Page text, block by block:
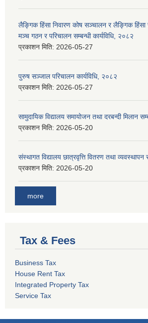
लैङ्गिक हिंसा निवारण कोष सञ्चालन र लैङ्गिक हिंसा
मञ्च गठन र परिचालन सम्बन्धी कार्यविधि, २०८२
प्रकाशन मिति: 2026-05-27
पुरुष सञ्जाल परिचालन कार्यविधि, २०८२
प्रकाशन मिति: 2026-05-27
सामुदायिक विद्यालय समायोजन तथा दरबन्दी मिलान
प्रकाशन मिति: 2026-05-20
संस्थागत विद्यालय छात्रवृत्ति वितरण तथा व्यवस्थापन
प्रकाशन मिति: 2026-05-20
more
Tax & Fees
Business Tax
House Rent Tax
Integrated Property Tax
Service Tax